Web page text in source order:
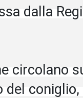
dalla
circolano
del